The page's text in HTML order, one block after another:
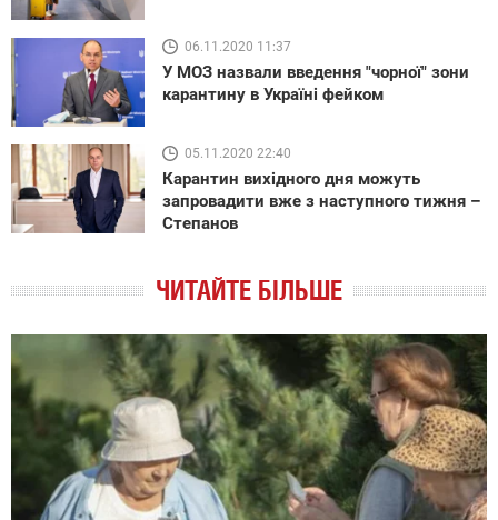
06.11.2020 11:37
У МОЗ назвали введення "чорної" зони
карантину в Україні фейком
05.11.2020 22:40
Карантин вихідного дня можуть
запровадити вже з наступного тижня –
Степанов
ЧИТАЙТЕ БІЛЬШЕ